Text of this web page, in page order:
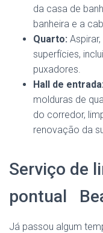
da casa de
banheira e a
Quarto:
superfícies,
puxadores.
Hall de entrada:
molduras de
do corredor,
renovação da
Serviço de
pontual
Já passou algum